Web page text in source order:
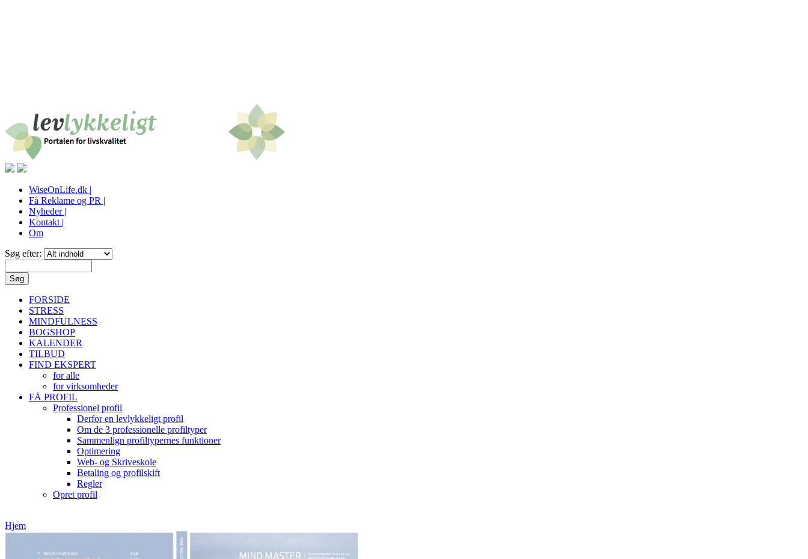
WiseOnLife.dk |
Få Reklame og PR |
Nyheder |
Kontakt |
Om
Søg efter:
FORSIDE
STRESS
MINDFULNESS
BOGSHOP
KALENDER
TILBUD
FIND EKSPERT
for alle
for virksomheder
FÅ PROFIL
Professionel profil
Derfor en levlykkeligt profil
Om de 3 professionelle profiltyper
Sammenlign profiltypernes funktioner
Optimering
Web- og Skriveskole
Betaling og profilskift
Regler
Opret profil
Hjem